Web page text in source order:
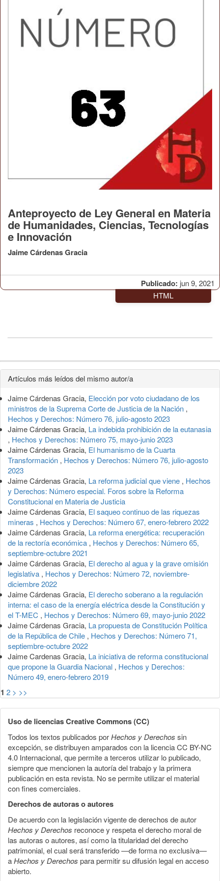
Publicado: jun 9, 2021
Anteproyecto de Ley General en Materia
de Humanidades, Ciencias, Tecnologías
e Innovación
Jaime Cárdenas Gracia
HTML
Detalles
del
artículo
Artículos más leídos del mismo autor/a
Jaime Cárdenas Gracia, Elección por voto ciudadano de los
ministros de la Suprema Corte de Justicia de la Nación ,
Hechos y Derechos: Número 76, julio-agosto 2023
Jaime Cárdenas Gracia, La indebida prohibición de la eutanasia
, Hechos y Derechos: Número 75, mayo-junio 2023
Jaime Cárdenas Gracia, El humanismo de la Cuarta
Transformación , Hechos y Derechos: Número 76, julio-agosto
2023
Jaime Cárdenas Gracia, La reforma judicial que viene , Hechos
y Derechos: Número especial. Foros sobre la Reforma
Constitucional en Materia de Justicia
Jaime Cárdenas Gracia, El saqueo continuo de las riquezas
mineras , Hechos y Derechos: Número 67, enero-febrero 2022
Jaime Cárdenas Gracia, La reforma energética: recuperación
de la rectoría económica , Hechos y Derechos: Número 65,
septiembre-octubre 2021
Jaime Cárdenas Gracia, El derecho al agua y la grave omisión
legislativa , Hechos y Derechos: Número 72, noviembre-
diciembre 2022
Jaime Cárdenas Gracia, El derecho soberano a la regulación
interna: el caso de la energía eléctrica desde la Constitución y
el T-MEC , Hechos y Derechos: Número 69, mayo-junio 2022
Jaime Cárdenas Gracia, La propuesta de Constitución Política
de la República de Chile , Hechos y Derechos: Número 71,
septiembre-octubre 2022
Jaime Cardenas Gracia, La iniciativa de reforma constitucional
que propone la Guardia Nacional , Hechos y Derechos:
Número 49, enero-febrero 2019
1 2 > >>
Uso de licencias Creative Commons (CC)
Todos los textos publicados porHechos y Derechos sin
excepción, se distribuyen amparados con la licencia CC BY-NC
4.0 Internacional, que permite a terceros utilizar lo publicado,
siempre que mencionen la autoría del trabajo y la primera
publicación en esta revista. No se permite utilizar el material
con fines comerciales.
Derechos de autoras o autores
De acuerdo con la legislación vigente de derechos de autor
Hechos y Derechos reconoce y respeta el derecho moral de
las autoras o autores, así como la titularidad del derecho
patrimonial, el cual será transferido —de forma no exclusiva—
aHechos y Derechos para permitir su difusión legal en acceso
abierto.